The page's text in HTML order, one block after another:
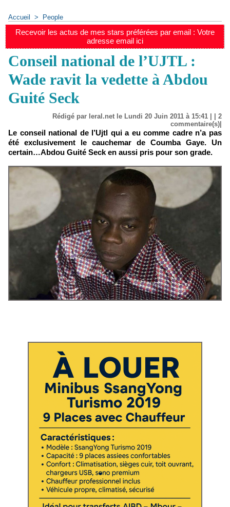
Accueil > People
Recevoir les actus de mes stars préférées par email : Votre
adresse email ici
Conseil national de l’UJTL :
Wade ravit la vedette à Abdou
Guité Seck
Rédigé par leral.net le Lundi 20 Juin 2011 à 15:41 | | 2
commentaire(s)|
Le conseil national de l’Ujtl qui a eu comme cadre n’a pas
été exclusivement le cauchemar de Coumba Gaye. Un
certain…Abdou Guité Seck en aussi pris pour son grade.